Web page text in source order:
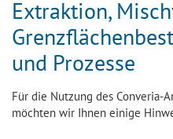
Extraktion,
und Prozesse
Für die Nutzung des Converia-
möchten wir Ihnen einige